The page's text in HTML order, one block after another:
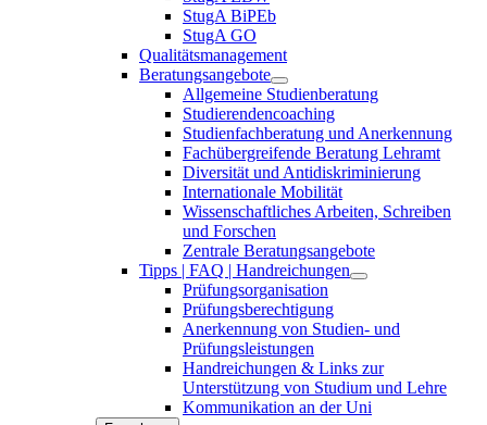
StugA BiPEb
StugA GO
Qualitätsmanagement
Beratungsangebote
Allgemeine Studienberatung
Studierendencoaching
Studienfachberatung und Anerkennung
Fachübergreifende Beratung Lehramt
Diversität und Antidiskriminierung
Internationale Mobilität
Wissenschaftliches Arbeiten, Schreiben
und Forschen
Zentrale Beratungsangebote
Tipps | FAQ | Handreichungen
Prüfungsorganisation
Prüfungsberechtigung
Anerkennung von Studien- und
Prüfungsleistungen
Handreichungen & Links zur
Unterstützung von Studium und Lehre
Kommunikation an der Uni